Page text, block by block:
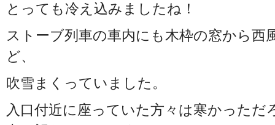
とっても冷え込みましたね！
ストーブ列車の車内にも木枠の窓から西
ど、
吹雪まくっていました。
入口付近に座っていた方々は寒かった